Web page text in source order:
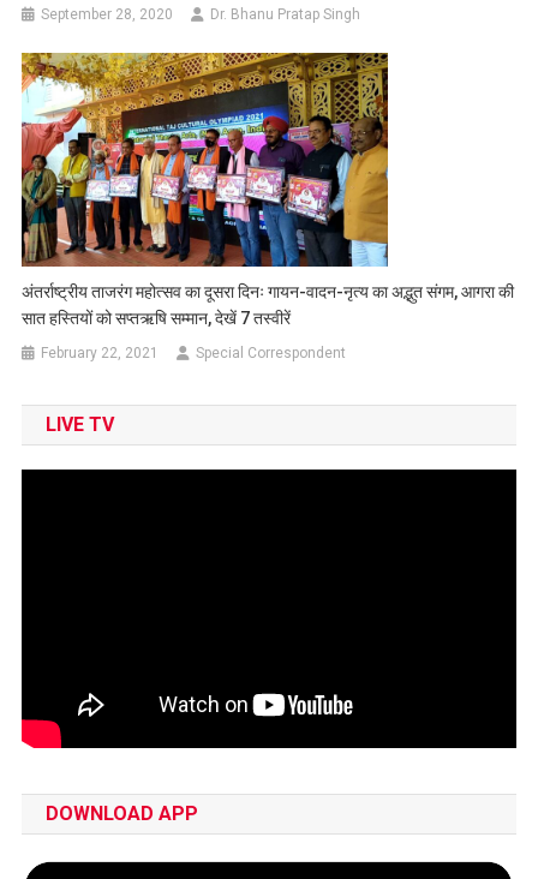
September 28, 2020 Dr. Bhanu Pratap Singh
अंतर्राष्ट्रीय ताजरंग महोत्सव का दूसरा दिनः गायन-वादन-नृत्य का अद्भुत संगम, आगरा की
सात हस्तियों को सप्तऋषि सम्मान, देखें 7 तस्वीरें
February 22, 2021 Special Correspondent
LIVE TV
DOWNLOAD APP